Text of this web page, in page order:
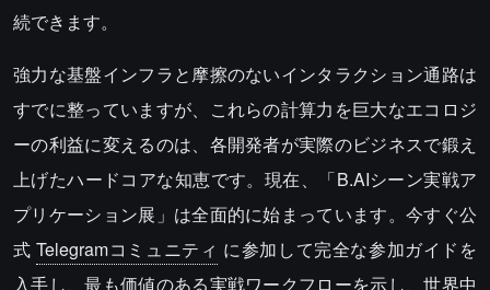
続できます。
強力な基盤インフラと摩擦のないインタラクション通路は
すでに整っていますが、これらの計算力を巨大なエコロジ
ーの利益に変えるのは、各開発者が実際のビジネスで鍛え
上げたハードコアな知恵です。現在、「B.AIシーン実戦ア
プリケーション展」は全面的に始まっています。今すぐ公
式Telegramコミュニティ に参加して完全な参加ガイドを
入手し、最も価値のある実戦ワークフローを示し、世界中